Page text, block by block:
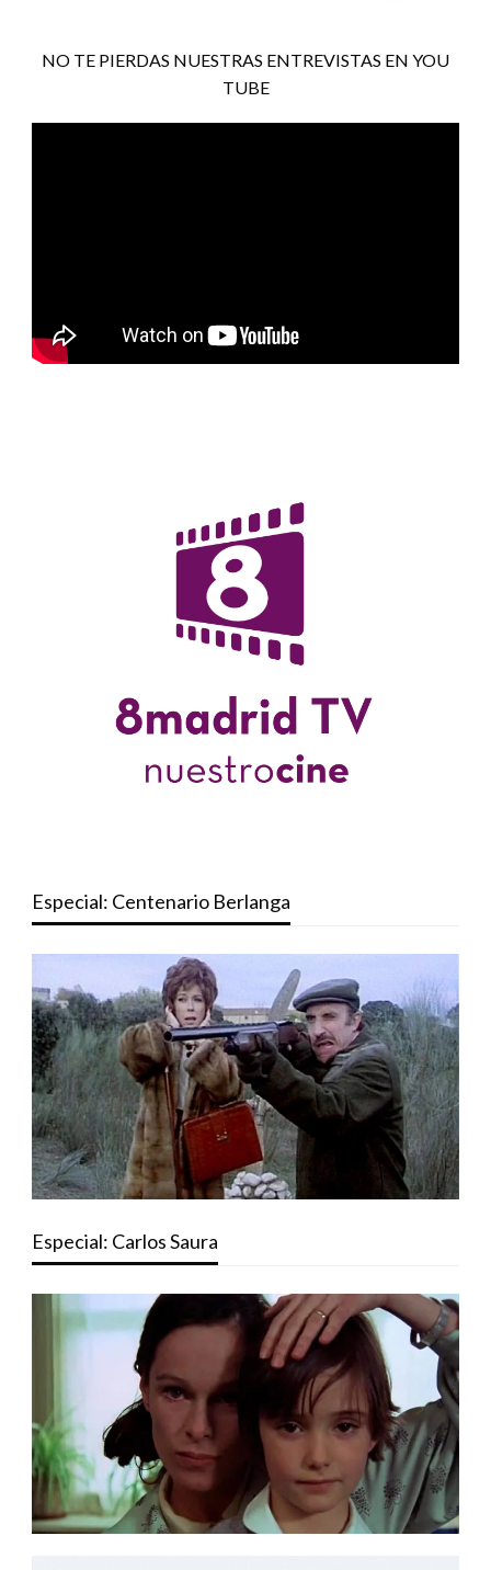
NO TE PIERDAS NUESTRAS ENTREVISTAS EN YOU
TUBE
Especial: Centenario Berlanga
Especial: Carlos Saura